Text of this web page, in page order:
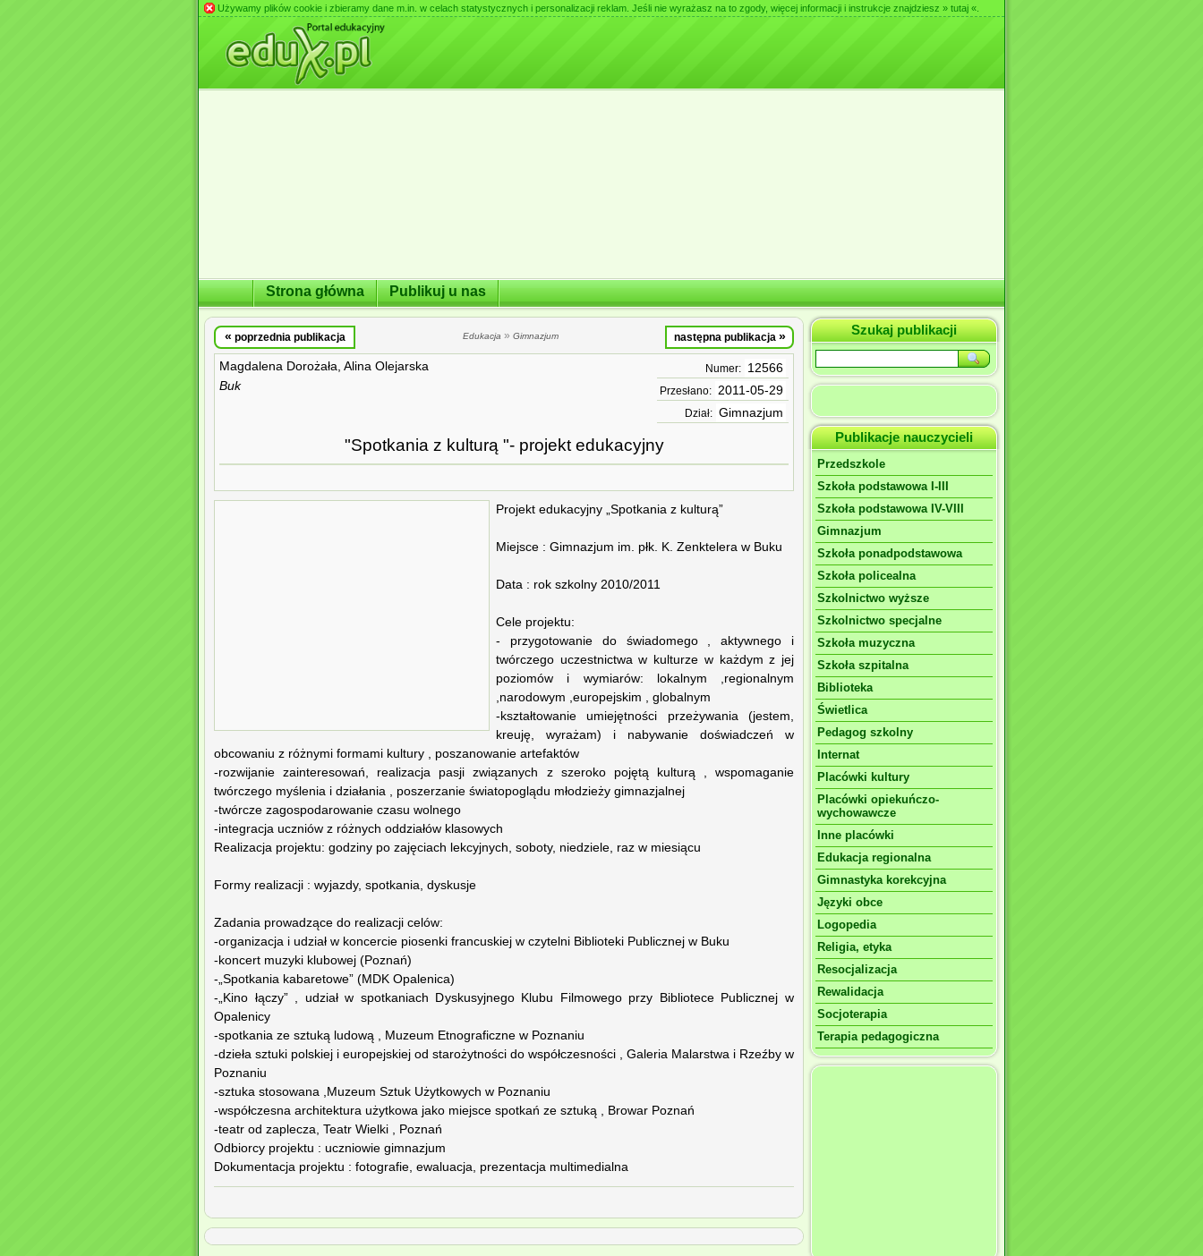
Używamy plików cookie i zbieramy dane m.in. w celach statystycznych i personalizacji reklam. Jeśli nie wyrażasz na to zgody, więcej informacji i instrukcje znajdziesz » tutaj «
Strona główna Publikuj u nas
« poprzednia publikacja Edukacja » Gimnazjum następna publikacja »
Magdalena Dorożała, Alina Olejarska
Buk
Numer: 12566
Przesłano: 2011-05-29
Dział: Gimnazjum
"Spotkania z kulturą "- projekt edukacyjny
Projekt edukacyjny „Spotkania z kulturą”
Miejsce : Gimnazjum im. płk. K. Zenktelera w Buku
Data : rok szkolny 2010/2011
Cele projektu:
- przygotowanie do świadomego , aktywnego i
twórczego uczestnictwa w kulturze w każdym z jej
poziomów i wymiarów: lokalnym ,regionalnym
,narodowym ,europejskim , globalnym
-kształtowanie umiejętności przeżywania (jestem,
kreuję, wyrażam) i nabywanie doświadczeń w
obcowaniu z różnymi formami kultury , poszanowanie artefaktów
-rozwijanie zainteresowań, realizacja pasji związanych z szeroko pojętą kulturą , wspomaganie
twórczego myślenia i działania , poszerzanie światopoglądu młodzieży gimnazjalnej
-twórcze zagospodarowanie czasu wolnego
-integracja uczniów z różnych oddziałów klasowych
Realizacja projektu: godziny po zajęciach lekcyjnych, soboty, niedziele, raz w miesiącu
Formy realizacji : wyjazdy, spotkania, dyskusje
Zadania prowadzące do realizacji celów:
-organizacja i udział w koncercie piosenki francuskiej w czytelni Biblioteki Publicznej w Buku
-koncert muzyki klubowej (Poznań)
-„Spotkania kabaretowe” (MDK Opalenica)
-„Kino łączy” , udział w spotkaniach Dyskusyjnego Klubu Filmowego przy Bibliotece Publicznej w
Opalenicy
-spotkania ze sztuką ludową , Muzeum Etnograficzne w Poznaniu
-dzieła sztuki polskiej i europejskiej od starożytności do współczesności , Galeria Malarstwa i Rzeźby w
Poznaniu
-sztuka stosowana ,Muzeum Sztuk Użytkowych w Poznaniu
-współczesna architektura użytkowa jako miejsce spotkań ze sztuką , Browar Poznań
-teatr od zaplecza, Teatr Wielki , Poznań
Odbiorcy projektu : uczniowie gimnazjum
Dokumentacja projektu : fotografie, ewaluacja, prezentacja multimedialna
Szukaj publikacji
Publikacje nauczycieli
Przedszkole
Szkoła podstawowa I-III
Szkoła podstawowa IV-VIII
Gimnazjum
Szkoła ponadpodstawowa
Szkoła policealna
Szkolnictwo wyższe
Szkolnictwo specjalne
Szkoła muzyczna
Szkoła szpitalna
Biblioteka
Świetlica
Pedagog szkolny
Internat
Placówki kultury
Placówki opiekuńczo-
wychowawcze
Inne placówki
Edukacja regionalna
Gimnastyka korekcyjna
Języki obce
Logopedia
Religia, etyka
Resocjalizacja
Rewalidacja
Socjoterapia
Terapia pedagogiczna